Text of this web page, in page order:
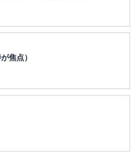
生活援助の見直しなど構造改革
焦点）
感が政策論点に。過去最高のプ